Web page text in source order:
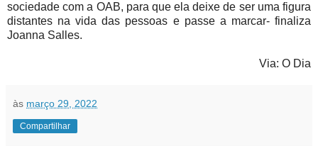
sociedade com a OAB, para que ela deixe de ser uma figura
distantes na vida das pessoas e passe a marcar- finaliza
Joanna Salles.
Via: O Dia
às março 29, 2022
Compartilhar